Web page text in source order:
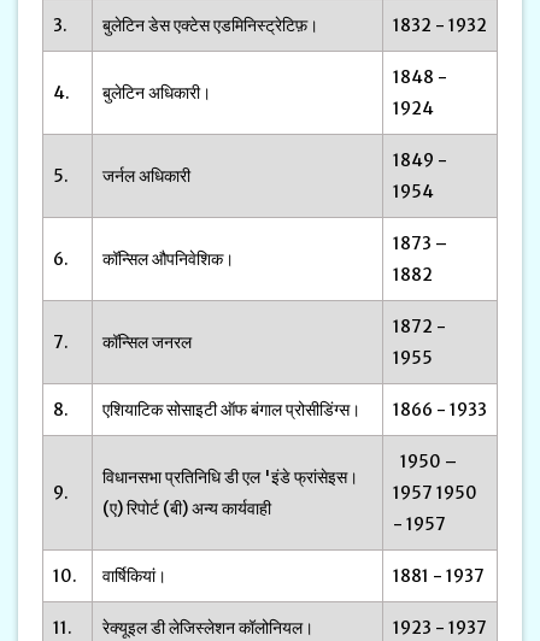
3. बुलेटिन डेस एक्टेस एडमिनिस्ट्रेटिफ़। 1832 - 1932
4. बुलेटिन अधिकारी।
1848 -
1924
5. जर्नल अधिकारी
1849 -
1954
6. कॉन्सिल औपनिवेशिक।
1873 –
1882
7. कॉन्सिल जनरल
1872 -
1955
8. एशियाटिक सोसाइटी ऑफ बंगाल प्रोसीडिंग्स। 1866 - 1933
9.
विधानसभा प्रतिनिधि डी एल 'इंडे फ्रांसेइस।
(ए) रिपोर्ट (बी) अन्य कार्यवाही
1950 –
1957 1950
- 1957
10. वार्षिकियां। 1881 - 1937
11. रेक्यूइल डी लेजिस्लेशन कॉलोनियल। 1923 - 1937